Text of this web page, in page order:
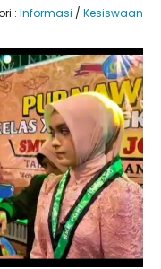
: Informasi / Kesiswaan